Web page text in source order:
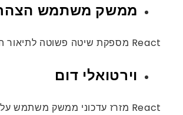
ממשק משתמש
React מספקת שיטה פשוטה לתיאור האופן בו האפליקציה שלך צריכה להיראות בכל זמן נתון. סגנון תכנות הצהרתי זה מעודד הפרדת דאגה ומקל על הסיבה לקוד שלך.
וירטואלי דום